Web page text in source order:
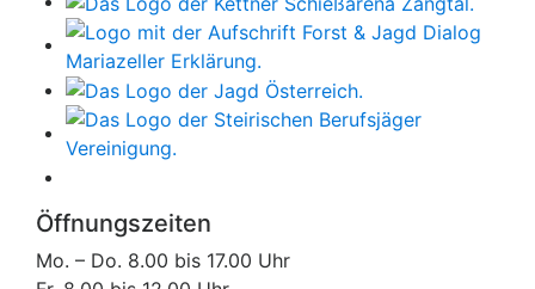
Öffnungszeiten
Mo. – Do. 8.00 bis 17.00 Uhr